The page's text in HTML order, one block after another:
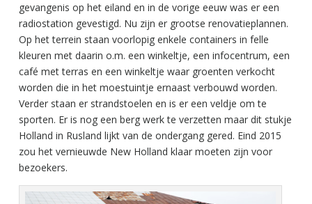
gevangenis op het eiland en in de vorige eeuw was er een
radiostation gevestigd. Nu zijn er grootse renovatieplannen.
Op het terrein staan voorlopig enkele containers in felle
kleuren met daarin o.m. een winkeltje, een infocentrum, een
café met terras en een winkeltje waar groenten verkocht
worden die in het moestuintje ernaast verbouwd worden.
Verder staan er strandstoelen en is er een veldje om te
sporten. Er is nog een berg werk te verzetten maar dit stukje
Holland in Rusland lijkt van de ondergang gered. Eind 2015
zou het vernieuwde New Holland klaar moeten zijn voor
bezoekers.